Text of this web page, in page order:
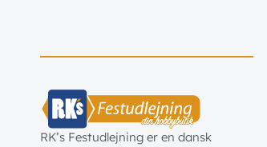
RK’s Festudlejning er en dansk